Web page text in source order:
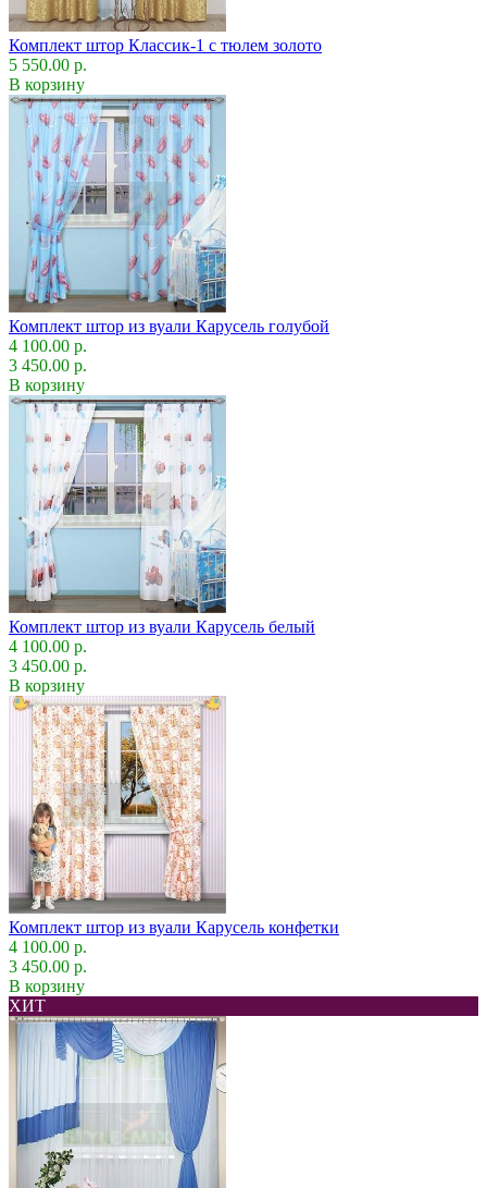
Комплект штор Классик-1 с тюлем золото
5 550.00 р.
В корзину
Комплект штор из вуали Карусель голубой
4 100.00 р.
3 450.00 р.
В корзину
Комплект штор из вуали Карусель белый
4 100.00 р.
3 450.00 р.
В корзину
Комплект штор из вуали Карусель конфетки
4 100.00 р.
3 450.00 р.
В корзину
ХИТ